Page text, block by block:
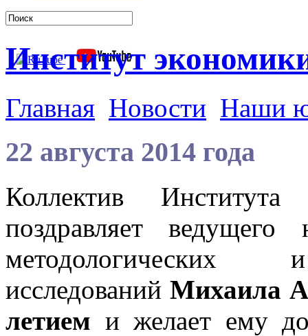
Институт
Главная Новости Наши
22 августа 2014 года
Коллектив
поздравляет ведущего
методологических
исследований Михаила
летием и желает ему